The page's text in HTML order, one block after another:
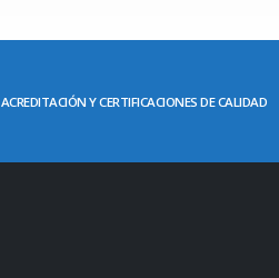
ACREDITACIÓN Y CERTIFICACIONES DE CALIDAD